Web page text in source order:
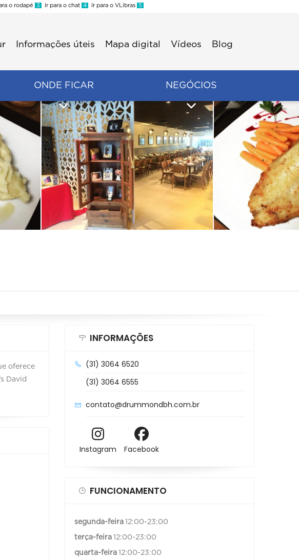
o rodapé 3 Ir para o chat 4 Ir para o VLibras 5
Informações úteis Mapa digital Vídeos Blog
ONDE FICAR NEGÓCIOS
oferece
David
INFORMAÇÕES
(31) 3064 6520
(31) 3064 6555
contato@drummondbh.com.br
Instagram Facebook
FUNCIONAMENTO
segunda-feira 12:00-23:00
terça-feira 12:00-23:00
quarta-feira 12:00-23:00